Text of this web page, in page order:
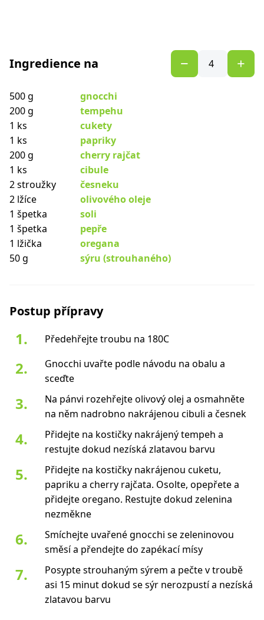
Ingredience na
500 g
gnocchi
200 g
tempehu
1 ks
cukety
1 ks
papriky
200 g
cherry rajčat
1 ks
cibule
2 stroužky
česneku
2 lžíce
olivového oleje
1 špetka
soli
1 špetka
pepře
1 lžička
oregana
50 g
sýru (strouhaného)
Postup přípravy
Předehřejte troubu na 180C
Gnocchi uvařte podle návodu na obalu a
sceďte
Na pánvi rozehřejte olivový olej a osmahněte
na něm nadrobno nakrájenou cibuli a česnek
Přidejte na kostičky nakrájený tempeh a
restujte dokud nezíská zlatavou barvu
Přidejte na kostičky nakrájenou cuketu,
papriku a cherry rajčata. Osolte, opepřete a
přidejte oregano. Restujte dokud zelenina
nezměkne
Smíchejte uvařené gnocchi se zeleninovou
směsí a přendejte do zapékací mísy
Posypte strouhaným sýrem a pečte v troubě
asi 15 minut dokud se sýr nerozpustí a nezíská
zlatavou barvu